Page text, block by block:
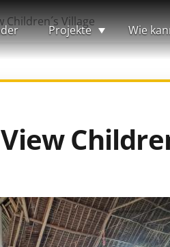
Projekte Wie
Children´s Village